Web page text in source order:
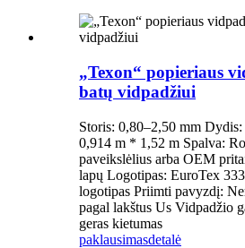
„Texon“ popieriaus
batų vidpadžiui
Storis: 0,80–2,50 mm
0,914 m * 1,52 m Spalva:
paveikslėlius arba OEM
lapų Logotipas: EuroTex
logotipas Priimti pavyzdį:
pagal lakštus Us Vidpadžio
geras kietumas
paklausimasdetalė